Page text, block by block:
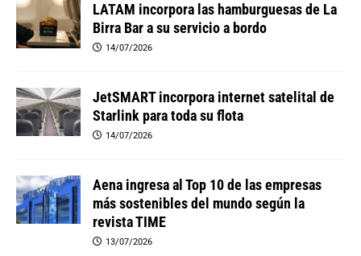
LATAM incorpora las hamburguesas de La
Birra Bar a su servicio a bordo
14/07/2026
JetSMART incorpora internet satelital de
Starlink para toda su flota
14/07/2026
Aena ingresa al Top 10 de las empresas
más sostenibles del mundo según la
revista TIME
13/07/2026